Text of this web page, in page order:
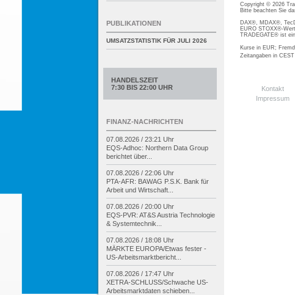
Copyright © 2026
Bitte beachten Sie
DAX®, MDAX®,
EURO STOXX®-
TRADEGATE® ist
Kurse in EUR;
Zeitangaben in
Kontakt
Impressum
PUBLIKATIONEN
UMSATZSTATISTIK FÜR JULI 2026
HANDELSZEIT
7:30 BIS 22:00 UHR
FINANZ-NACHRICHTEN
07.08.2026 / 23:21 Uhr
EQS-Adhoc: Northern Data Group
berichtet über...
07.08.2026 / 22:06 Uhr
PTA-AFR: BAWAG P.S.K. Bank für
Arbeit und Wirtschaft...
07.08.2026 / 20:00 Uhr
EQS-PVR: AT&S Austria Technologie
& Systemtechnik...
07.08.2026 / 18:08 Uhr
MÄRKTE EUROPA/Etwas fester -
US-Arbeitsmarktbericht...
07.08.2026 / 17:47 Uhr
XETRA-SCHLUSS/Schwache US-
Arbeitsmarktdaten schieben...